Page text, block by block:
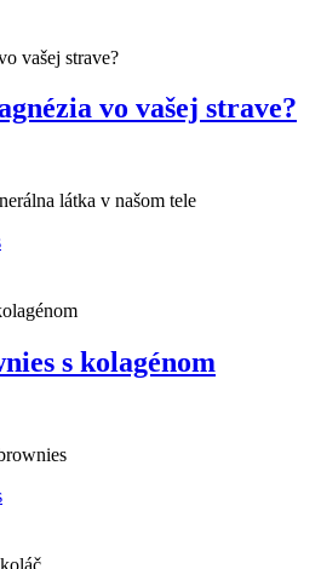
vo vašej strave?
látka v našom tele
s kolagénom